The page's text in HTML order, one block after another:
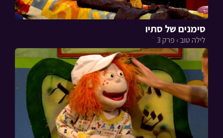
סימנים של סתיו
לילה טוב › פרק 3